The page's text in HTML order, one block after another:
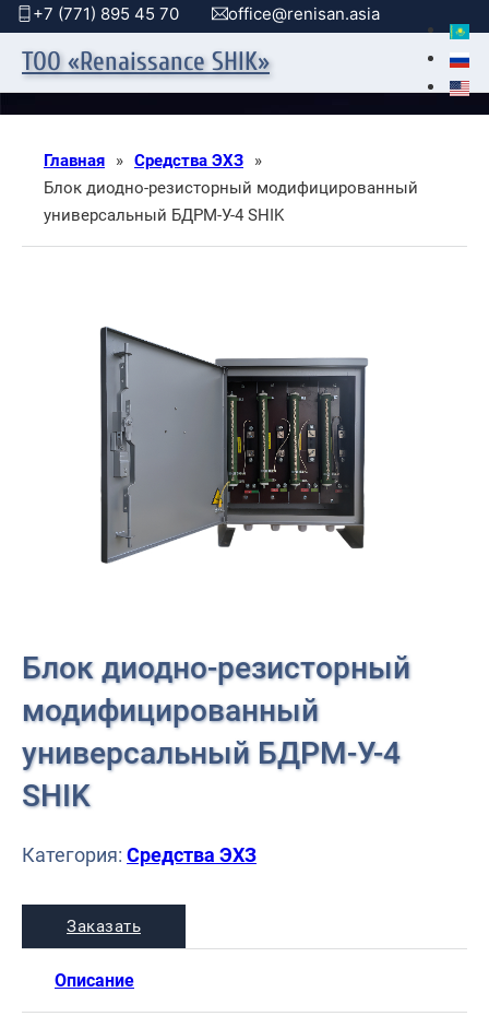
+7 (771) 895 45 70 office@renisan.asia
ТОО «Renaissance SHIK»
Главная » Средства ЭХЗ
»
Блок диодно-резисторный модифицированный
универсальный БДРМ-У-4 SHIK
Блок диодно-резисторный
модифицированный
универсальный БДРМ-У-4
SHIK
Категория: Средства ЭХЗ
Заказать
Описание